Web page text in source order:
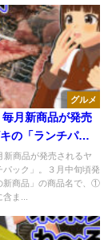
グルメ
毎月新商品が発売
の「ランチパッ
旬頃発表の「来月
」の商品名で、①
に含まれる単語
新商品が発売されるヤ
パック」。３月中旬頃発
新商品」の商品名で、①
ま...